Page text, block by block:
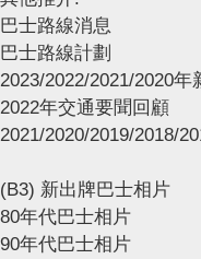
巴士路線消息
巴士路線計劃
2023/2022/2021/2020年
2022年交通要聞回顧
2021/2020/2019/2018/
(B3) 新出牌巴士相片
80年代巴士相片
90年代巴士相片